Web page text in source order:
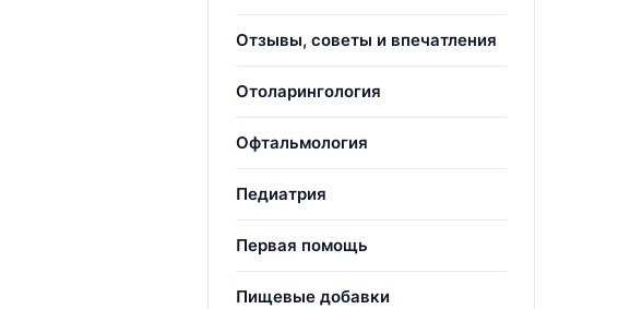
Отзывы, советы и впечатления
Отоларингология
Офтальмология
Педиатрия
Первая помощь
Пищевые добавки